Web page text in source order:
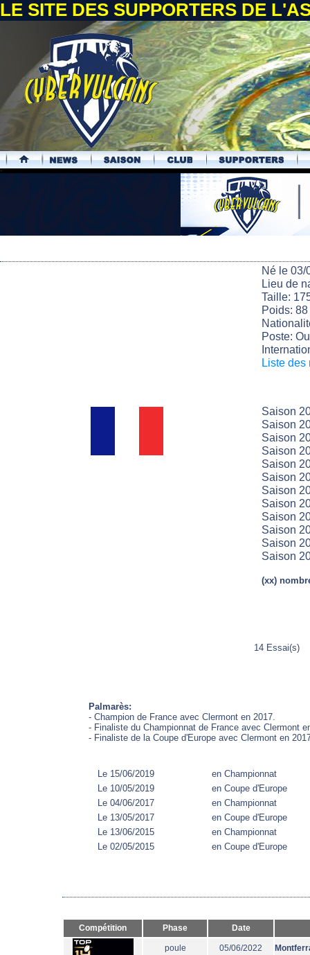
LE SITE DES SUPPORTERS DE
.
Né le 03/
Lieu de
Taille:
Poids:
Poste:
Liste des
Saison
Saison
Saison
Saison
Saison
Saison
Saison
Saison
Saison
Saison
Saison
Saison
(xx)
14 Essai(s)
Palmarès:
- Champion de France avec Clermont en 2017.
- Finaliste du Championnat de France avec Clermont
- Finaliste de la Coupe d'Europe avec Clermont en
Le 15/06/2019
en Championnat
Le 10/05/2019
en Coupe d'Europe
Le 04/06/2017
en Championnat
Le 13/05/2017
en Coupe d'Europe
Le 13/06/2015
en Championnat
Le 02/05/2015
en Coupe d'Europe
Compétition Phase Date
poule 05/06/2022